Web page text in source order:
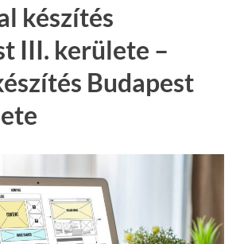
készítés
III. kerülete –
Budapest